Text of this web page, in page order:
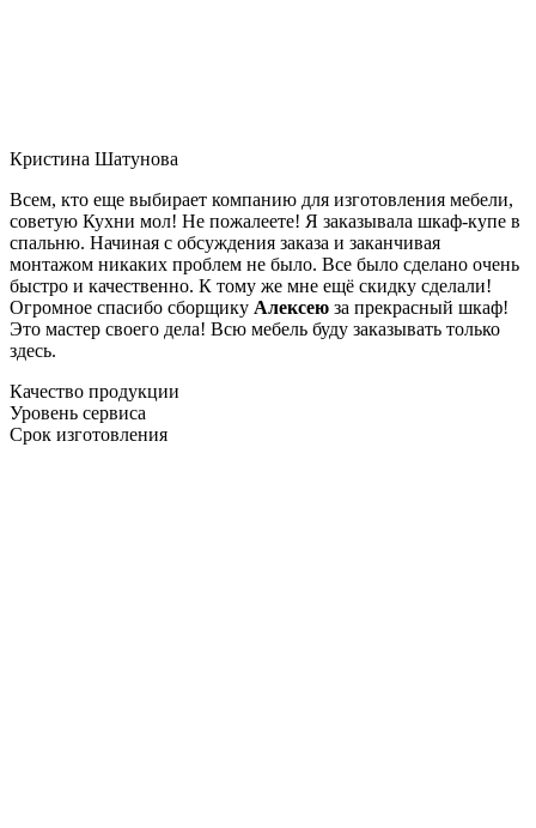
Кристина Шатунова
Всем, кто еще выбирает компанию для изготовления мебели,
советую Кухни мол! Не пожалеете! Я заказывала шкаф-купе в
спальню. Начиная с обсуждения заказа и заканчивая
монтажом никаких проблем не было. Все было сделано очень
быстро и качественно. К тому же мне ещё скидку сделали!
Огромное спасибо сборщику Алексею за прекрасный шкаф!
Это мастер своего дела! Всю мебель буду заказывать только
здесь.
Качество продукции
Уровень сервиса
Срок изготовления